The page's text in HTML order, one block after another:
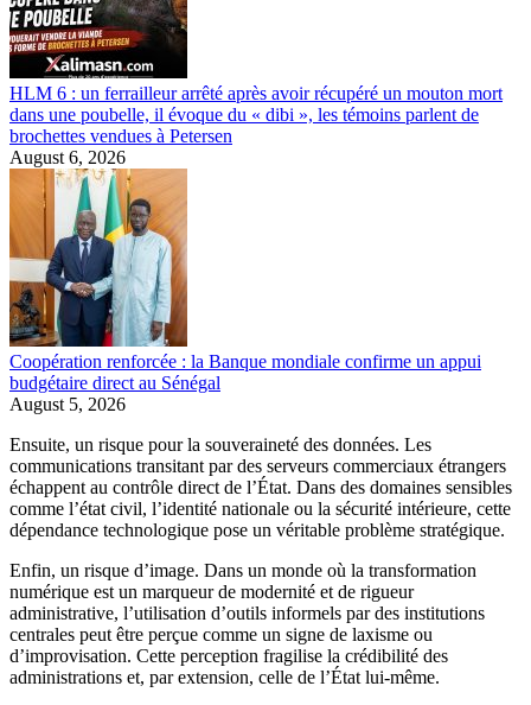
HLM 6 : un ferrailleur arrêté après avoir récupéré un mouton mort
dans une poubelle, il évoque du « dibi », les témoins parlent de
brochettes vendues à Petersen
August 6, 2026
Coopération renforcée : la Banque mondiale confirme un appui
budgétaire direct au Sénégal
August 5, 2026
Ensuite, un risque pour la souveraineté des données. Les
communications transitant par des serveurs commerciaux étrangers
échappent au contrôle direct de l’État. Dans des domaines sensibles
comme l’état civil, l’identité nationale ou la sécurité intérieure, cette
dépendance technologique pose un véritable problème stratégique.
Enfin, un risque d’image. Dans un monde où la transformation
numérique est un marqueur de modernité et de rigueur
administrative, l’utilisation d’outils informels par des institutions
centrales peut être perçue comme un signe de laxisme ou
d’improvisation. Cette perception fragilise la crédibilité des
administrations et, par extension, celle de l’État lui-même.